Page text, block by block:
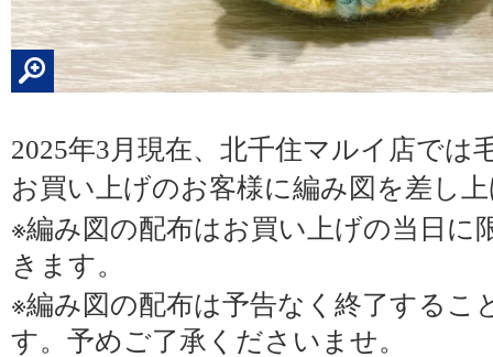
2025年3 月現在、北千住マルイ店では
お買い上げのお客様に編み図を差し
※編み図の配布はお買い上げの当日に
きます。
※編み図の配布は予告なく終了するこ
す。予めご了承くださいませ。